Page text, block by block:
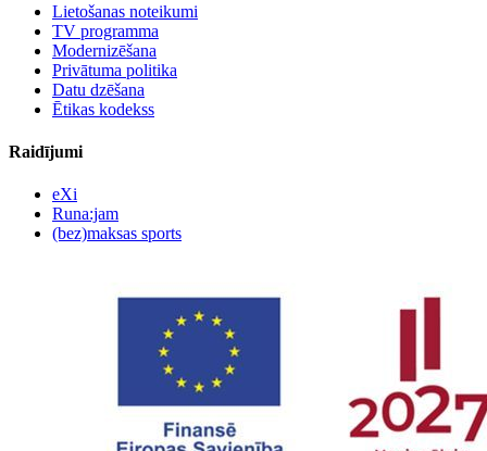
Lietošanas noteikumi
TV programma
Modernizēšana
Privātuma politika
Datu dzēšana
Ētikas kodekss
Raidījumi
eXi
Runa:jam
(bez)maksas sports